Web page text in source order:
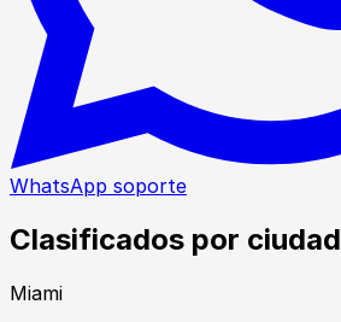
WhatsApp soporte
Clasificados por ciudad
Miami